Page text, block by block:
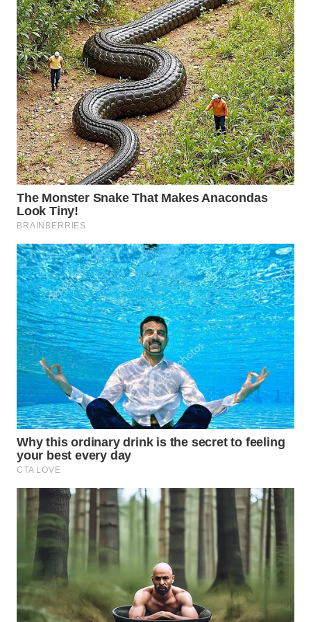
WN
DAIRI
WN
DANAU
TOBA
WN
NIAS
WN
LANGKAT
WN
TAPANULI
SELATAN
WN
TANJUNG
LESUNG
WN
KARO
WN
SIMALUNGUN
LABUHANBATU
WN
TAPANULI
TENGAH
WN DELI
SERDANG